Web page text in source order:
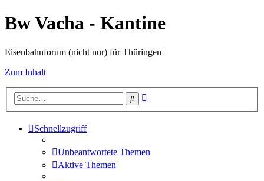
Bw Vacha - Kantine
Eisenbahnforum (nicht nur) für Thüringen
Zum Inhalt
Suche
Schnellzugriff
Unbeantwortete Themen
Aktive Themen